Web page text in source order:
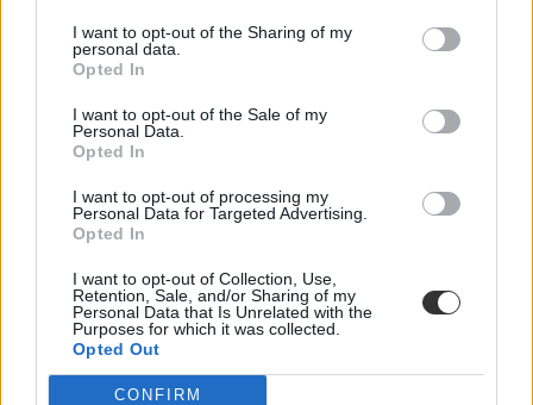
I want to opt-out of the Sharing of my
personal data.
Opted In
I want to opt-out of the Sale of my
Personal Data.
Opted In
I want to opt-out of processing my
Personal Data for Targeted Advertising.
Opted In
I want to opt-out of Collection, Use,
Retention, Sale, and/or Sharing of my
Personal Data that Is Unrelated with the
Purposes for which it was collected.
Opted Out
CONFIRM
A február 24-i orosz támadásokat követően online térbe költöztek az
ukrán iskolák, így az órákon azok is részt vehetnek, akik
elmenekültek a háborús országból.
Közoktatás
Bezzeg Hanna
Minden második ukrajnai gyereknek el kellett
hagynia az otthonát a háború miatt
Az UNICEF szerint egy hónap alatt 4,3 millió gyermek hagyta el
otthonát.
Közoktatás